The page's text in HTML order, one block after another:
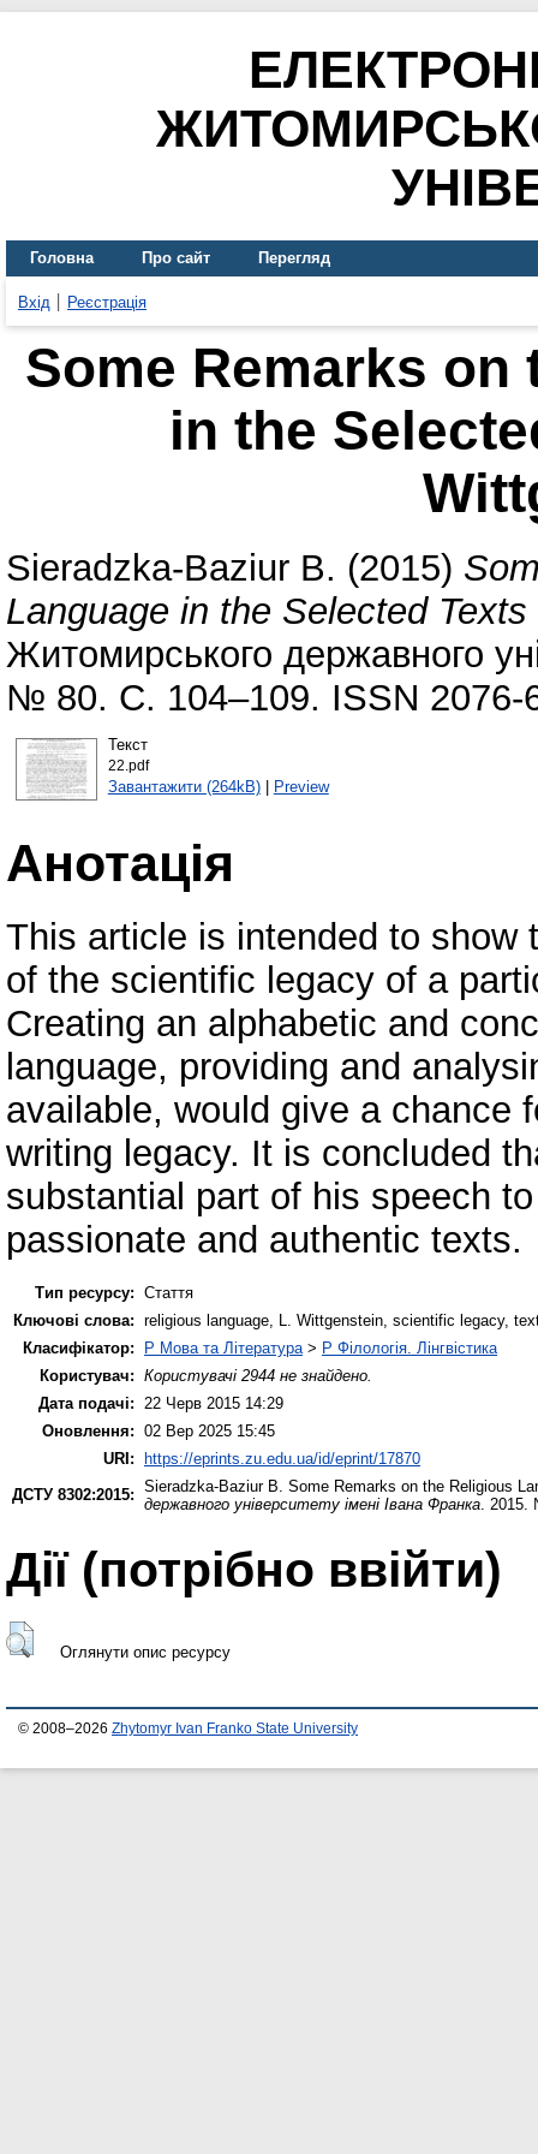
Головна Про сайт Перегляд
Вхід Реєстрація
Some Remarks
in the
Sieradzka-Baziur B. (2015)
Language in the Selected
Житомирського державного
№ 80. С. 104–109. ISSN 2076-
Текст
22.pdf
Завантажити (264kB)| Preview
Анотація
This article is intended to show
of the scientific legacy of a
Creating an alphabetic and
language, providing and
available, would give a chance
writing legacy. It is concluded
substantial part of his speech
passionate and authentic texts.
Тип ресурсу: Стаття
Ключові слова: religious language, L. Wittgenstein, scientific legacy,
Класифікатор:
P Мова та Література > P Філологія. Лінгвістика
Користувач: Користувачі 2944 не знайдено.
Дата подачі:
22 Черв 2015 14:29
Оновлення: 02 Вер 2025 15:45
URI: https://eprints.zu.edu.ua/id/eprint/17870
ДСТУ 8302:2015: Sieradzka-Baziur B. Some Remarks on the Religious
державного університету імені Івана Франка .
Дії ​​(потрібно ввійти)
Оглянути опис ресурсу
© 2008–2026 Zhytomyr Ivan Franko State University